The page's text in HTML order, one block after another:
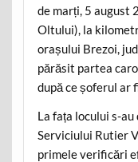
de marți, 5 august
Oltului), la
orașului Brezoi,
părăsit partea
după ce șoferul ar
La fața locului s-
Serviciului Rutier
primele verificări